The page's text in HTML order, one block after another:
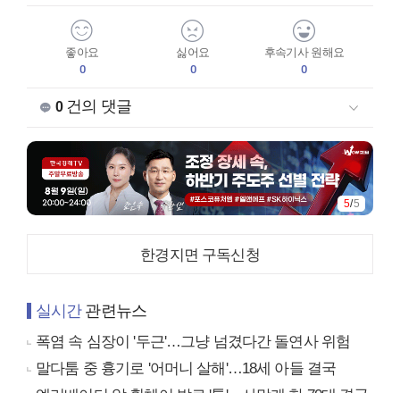
좋아요
0
싫어요
0
후속기사 원해요
0
0건의 댓글
5/5
한경지면 구독신청
실시간관련뉴스
폭염 속 심장이 '두근'…그냥 넘겼다간 돌연사 위험
말다툼 중 흉기로 '어머니 살해'…18세 아들 결국